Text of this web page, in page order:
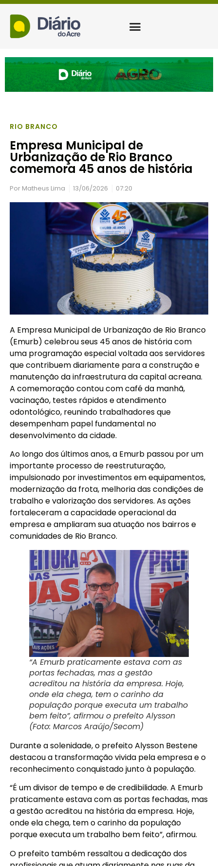
RIO BRANCO
Empresa Municipal de
Urbanização de Rio Branco
comemora 45 anos de história
Por Matheus Lima 13/06/2026 07:20
A Empresa Municipal de Urbanização de Rio Branco
(Emurb) celebrou seus 45 anos de história com
uma programação especial voltada aos servidores
que contribuem diariamente para a construção e
manutenção da infraestrutura da capital acreana.
A comemoração contou com café da manhã,
vacinação, testes rápidos e atendimento
odontológico, reunindo trabalhadores que
desempenham papel fundamental no
desenvolvimento da cidade.
Ao longo dos últimos anos, a Emurb passou por um
importante processo de reestruturação,
impulsionado por investimentos em equipamentos,
modernização da frota, melhoria das condições de
trabalho e valorização dos servidores. As ações
fortaleceram a capacidade operacional da
empresa e ampliaram sua atuação nos bairros e
comunidades de Rio Branco.
“A Emurb praticamente estava com as
portas fechadas, mas a gestão
acreditou na história da empresa. Hoje,
onde ela chega, tem o carinho da
população porque executa um trabalho
bem feito”, afirmou o prefeito Alysson
(Foto: Marcos Araújo/Secom)
Durante a solenidade, o prefeito Alysson Bestene
destacou a transformação vivida pela empresa e o
reconhecimento conquistado junto à população.
“É um divisor de tempo e de credibilidade. A Emurb
praticamente estava com as portas fechadas, mas
a gestão acreditou na história da empresa. Hoje,
onde ela chega, tem o carinho da população
porque executa um trabalho bem feito”, afirmou.
O prefeito também ressaltou a dedicação dos